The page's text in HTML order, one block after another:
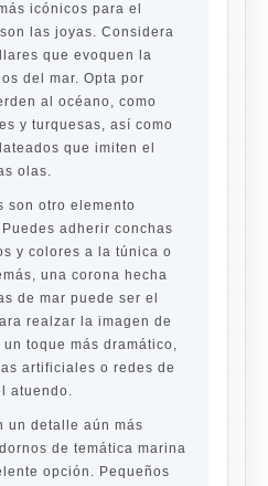
icónicos para el
las joyas. Considera
que evoquen la
del mar. Opta por
al océano, como
y turquesas, así como
que imiten el
olas.
son otro elemento
adherir conchas
y colores a la túnica o
una corona hecha
de mar puede ser el
realzar la imagen de
toque más dramático,
artificiales o redes de
atuendo.
un detalle aún más
de temática marina
opción. Pequeños